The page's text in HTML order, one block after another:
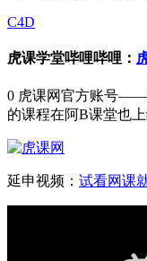
C4D
虎课学堂哔哩哔哩：
0 虎课网官方账号——
的课程在阿B课堂也上
延申视频： 试看网课